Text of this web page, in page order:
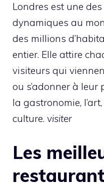
Londres est une
dynamiques au
des millions
entier. Elle attire
visiteurs qui
ou s’adonner à leur
la gastronomie,
culture. visiter
Les